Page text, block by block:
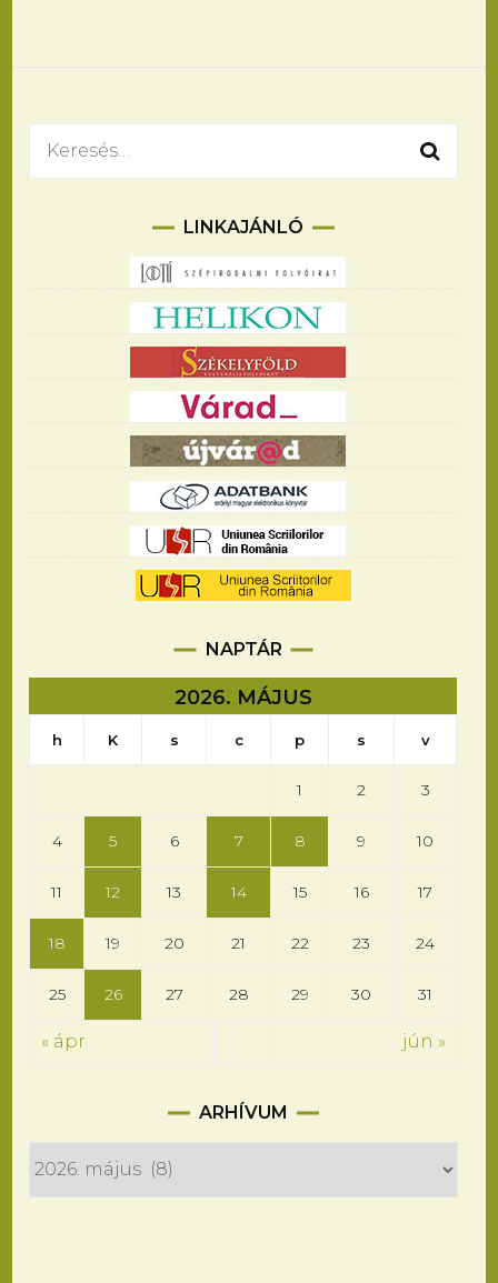
Keresés:
LINKAJÁNLÓ
NAPTÁR
2026. MÁJUS
h K s c p s v
1 2 3
4 5 6 7 8 9 10
11 12 13 14 15 16 17
18 19 20 21 22 23 24
25 26 27 28 29 30 31
« ápr jún »
ARHÍVUM
Arhívum